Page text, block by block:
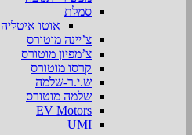
סמלת
אוטו איטליה
צ’יינה מוטורס
צ’מפיון מוטורס
קרסו מוטורס
ש.י.ר-שלמה
שלמה מוטורס
EV Motors
UMI